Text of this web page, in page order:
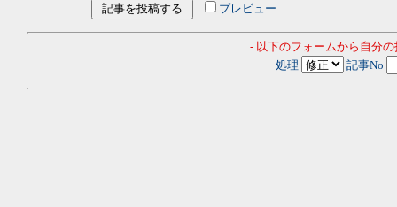
プレビュー
- 以下のフォームから自分
処理
記事No